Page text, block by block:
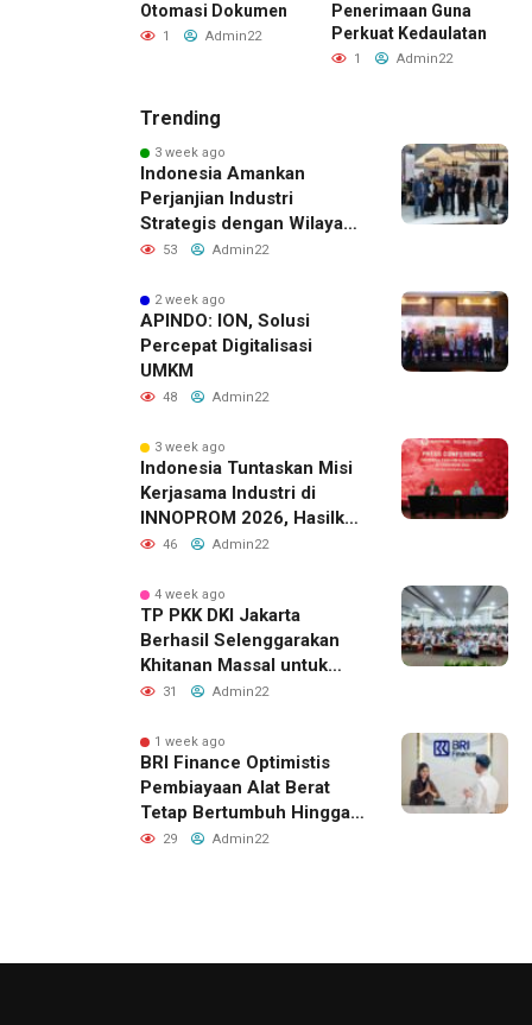
Otomasi Dokumen
1 Admin22
Penerimaan Guna
Perkuat Kedaulatan
1 Admin22
Trending
3 week ago
Indonesia Amankan
Perjanjian Industri
Strategis dengan Wilayah
Sverdlovsk, Rusia untuk
53 Admin22
2 week ago
APINDO: ION, Solusi
Percepat Digitalisasi
UMKM
48 Admin22
3 week ago
Indonesia Tuntaskan Misi
Kerjasama Industri di
INNOPROM 2026, Hasilkan
Belasan Kerja Sama
46 Admin22
4 week ago
TP PKK DKI Jakarta
Berhasil Selenggarakan
Khitanan Massal untuk
Lebih dari 2.000 Anak:
Raih Penghargaan MURI
31 Admin22
1 week ago
BRI Finance Optimistis
Pembiayaan Alat Berat
Tetap Bertumbuh Hingga
Akhir 2026
29 Admin22